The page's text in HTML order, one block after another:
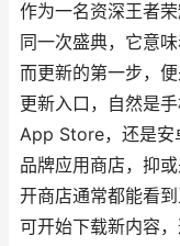
作为一名资深王者
同一次盛典，它意
而更新的第一步，
更新入口，自然是
App Store，还是安
品牌应用商店，抑
开商店通常都能看
可开始下载新内容